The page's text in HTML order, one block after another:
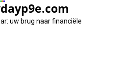
uw brug naar financiële